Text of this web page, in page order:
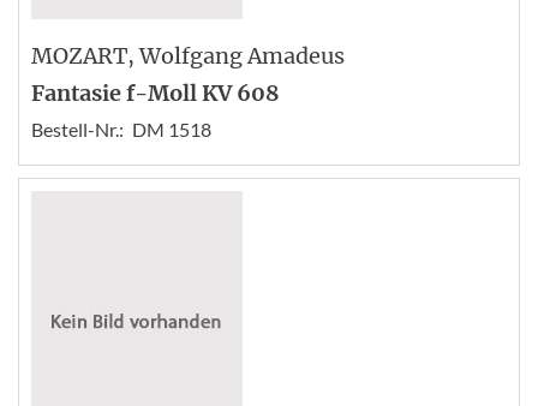
MOZART, Wolfgang Amadeus
Fantasie f-Moll KV 608
Bestell-Nr.: DM 1518